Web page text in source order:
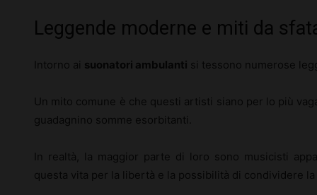
Leggende moderne e miti da
Intorno ai suonatori ambulanti si tessono numerose
Un mito comune è che questi artisti siano per lo più
guadagnino somme esorbitanti.
In realtà, la maggior parte di loro sono musicisti
questa vita per la libertà e la possibilità di condividere